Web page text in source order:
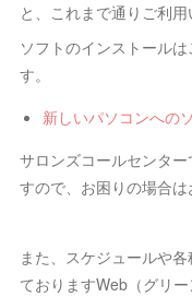
と、これまで通りご利用
ソフトのインストール
す。
新しいパソコンへの
サロンズコールセンタ
すので、お困りの場合は
また、スケジュールや
ておりますWeb（グリ